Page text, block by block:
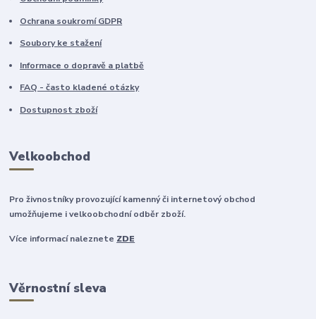
Ochrana soukromí GDPR
Soubory ke stažení
Informace o dopravě a platbě
FAQ - často kladené otázky
Dostupnost zboží
Velkoobchod
Pro živnostníky provozující kamenný či internetový obchod
umožňujeme i velkoobchodní odběr zboží.
Více informací naleznete ZDE
Věrnostní sleva